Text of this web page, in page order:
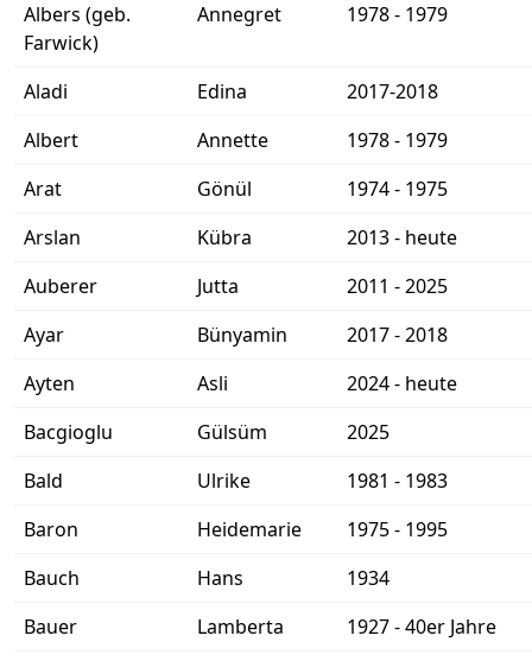
Albers (geb.
Farwick)
Annegret 1978 - 1979
Aladi Edina
2017-2018
Albert
Annette
1978 - 1979
Arat
Gönül
1974 - 1975
Arslan
Kübra
2013 - heute
Auberer
Jutta
2011 - 2025
Ayar
Bünyamin
2017 - 2018
Ayten
Asli
2024 - heute
Bacgioglu
Gülsüm
2025
Bald
Ulrike
1981 - 1983
Baron
Heidemarie
1975 - 1995
Bauch
Hans
1934
Bauer
Lamberta
1927 - 40er Jahre